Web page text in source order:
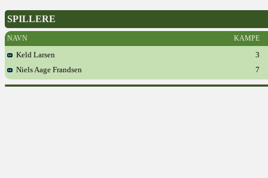
SPILLERE
NAVN KAMPE
Keld Larsen
3
Niels Aage Frandsen
7